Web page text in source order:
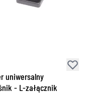
uniwersalny
- L-załącznik